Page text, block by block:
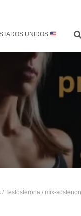
UNIDOS
/ Testosterona / mix-sostenon